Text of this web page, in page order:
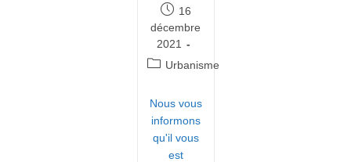
Publication
publiée :
16
décembre
2021
PostUrbanisme
Nous vous
informons
qu'il vous
est